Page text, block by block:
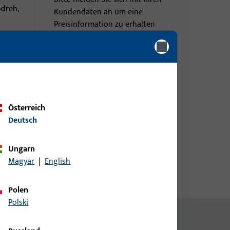
Kundendaten an um eine
Preisinformation zu erhalten
Login
Österreich
Deutsch
Ungarn
Magyar | English
Polen
Polski